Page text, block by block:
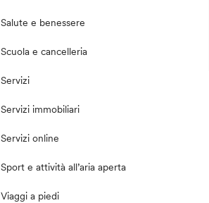
Salute e benessere
Scuola e cancelleria
Servizi
Servizi immobiliari
Servizi online
Sport e attività all’aria aperta
Viaggi a piedi